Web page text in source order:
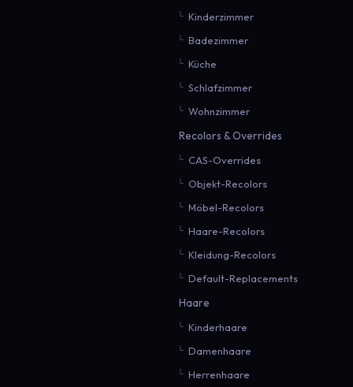
Kinderzimmer
Badezimmer
Küche
Schlafzimmer
Wohnzimmer
Recolors & Overrides
CAS-Overrides
Objekt-Recolors
Möbel-Recolors
Haare-Recolors
Kleidung-Recolors
Default-Replacements
Haare
Kinderhaare
Damenhaare
Herrenhaare